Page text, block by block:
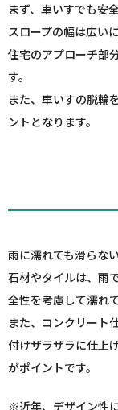
まず、車いすでも安
スロープの幅は広い
住宅のアプローチ部
す。
また、車いすの脱輪
ントとなります。
雨に濡れても滑らな
石材やタイルは、雨
全性を考慮して濡れ
また、コンクリート
付けザラザラに仕上
がポイントです。
※近年、デザイン性